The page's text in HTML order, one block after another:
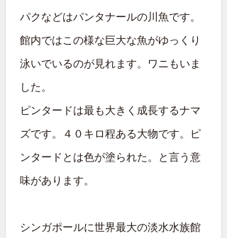
パクなどはパンタナールの川魚です。
館内ではこの様な巨大な魚がゆっくり
泳いでいるのが見れます。ワニもいま
した。
ピンタードは最も大きく成長するナマ
ズです。４０キロ程ある大物です。ピ
ンタードとは色が塗られた。と言う意
味があります。
シンガポールに世界最大の淡水水族館